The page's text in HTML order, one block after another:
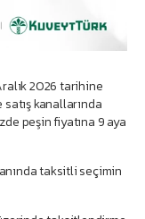
2026 tarihine
kanallarında
peşin fiyatına 9 aya
taksitli seçimin